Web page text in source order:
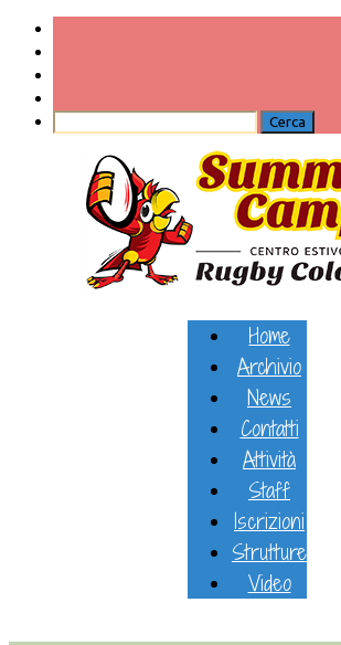
Home
Archivio
News
Contatti
Attività
Staff
Iscrizioni
Strutture
Video